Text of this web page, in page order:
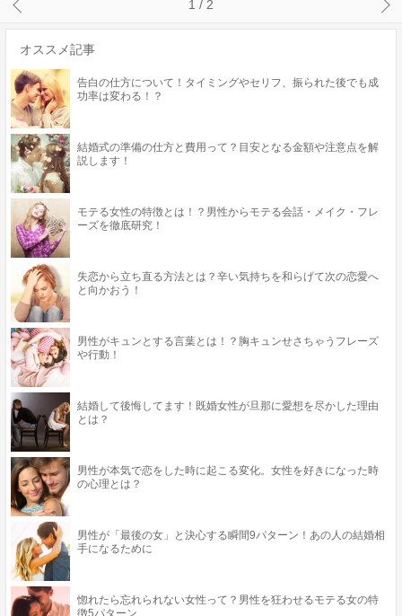
1 / 2
オススメ記事
告白の仕方について！タイミングやセリフ、振られた後でも成
功率は変わる！？
結婚式の準備の仕方と費用って？目安となる金額や注意点を解
説します！
モテる女性の特徴とは！？男性からモテる会話・メイク・フレ
ーズを徹底研究！
失恋から立ち直る方法とは？辛い気持ちを和らげて次の恋愛へ
と向かおう！
男性がキュンとする言葉とは！？胸キュンせさちゃうフレーズ
や行動！
結婚して後悔してます！既婚女性が旦那に愛想を尽かした理由
とは？
男性が本気で恋をした時に起こる変化。女性を好きになった時
の心理とは？
男性が「最後の女」と決心する瞬間9パターン！あの人の結婚相
手になるために
惚れたら忘れられない女性って？男性を狂わせるモテる女の特
徴5パターン